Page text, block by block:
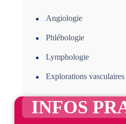
Angiologie
Phlébologie
Lymphologie
Explorations vasculaires
INFOS